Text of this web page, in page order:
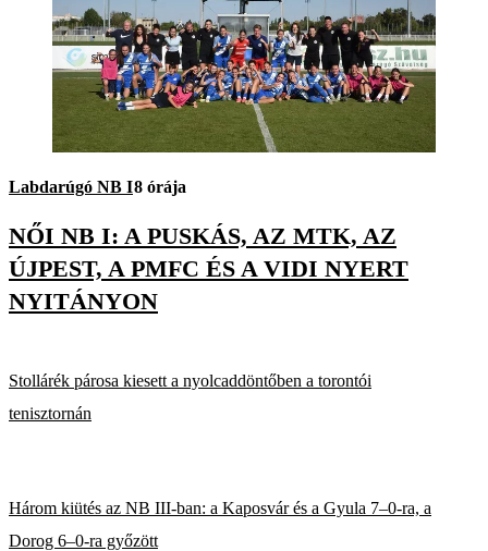
Labdarúgó NB I8 órája
NŐI NB I: A PUSKÁS, AZ MTK, AZ
ÚJPEST, A PMFC ÉS A VIDI NYERT
NYITÁNYON
Stollárék párosa kiesett a nyolcaddöntőben a torontói
tenisztornán
Három kiütés az NB III-ban: a Kaposvár és a Gyula 7–0-ra, a
Dorog 6–0-ra győzött